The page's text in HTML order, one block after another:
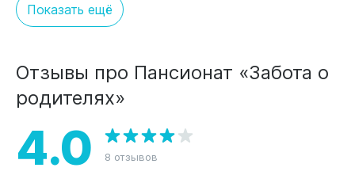
Показать ещё
Отзывы про Пансионат «Забота о
родителях»
4.0 8 отзывов